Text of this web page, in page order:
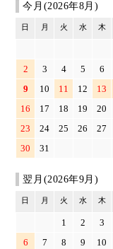
今月(2026年8月)
日 月 火 水 木
2
3 4 5 6
9
10 11 12 13
16
17 18 19 20
23
24 25 26 27
30
31
翌月(2026年9月)
日 月 火 水 木
1 2 3
6
7 8 9 10